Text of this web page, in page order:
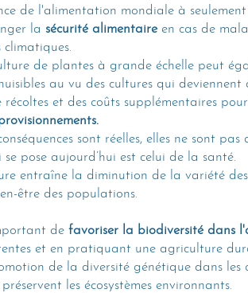
de l'alimentation mondiale à
la sécurité alimentaire en cas de
climatiques.
de plantes à grande échelle peut
au vu des cultures qui
récoltes et des coûts supplémentaires
sont réelles, elles ne sont
pose aujourd’hui est celui de la santé.
entraîne la diminution de la variété
être des populations.
de favoriser la biodiversité dans
et en pratiquant une agriculture
de la diversité génétique dans
les écosystèmes environnants.